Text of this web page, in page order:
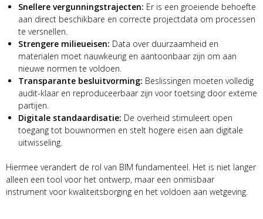
Snellere vergunningstrajecten: Er is een groeiende behoefte
aan direct beschikbare en correcte projectdata om processen
te versnellen.
Strengere milieueisen: Data over duurzaamheid en
materialen moet nauwkeurig en aantoonbaar zijn om aan
nieuwe normen te voldoen.
Transparante besluitvorming: Beslissingen moeten volledig
audit-klaar en reproduceerbaar zijn voor toetsing door externe
partijen.
Digitale standaardisatie: De overheid stimuleert open
toegang tot bouwnormen en stelt hogere eisen aan digitale
uitwisseling.
Hiermee verandert de rol van BIM fundamenteel. Het is niet langer
alleen een tool voor het ontwerp, maar een onmisbaar
instrument voor kwaliteitsborging en het voldoen aan wetgeving.